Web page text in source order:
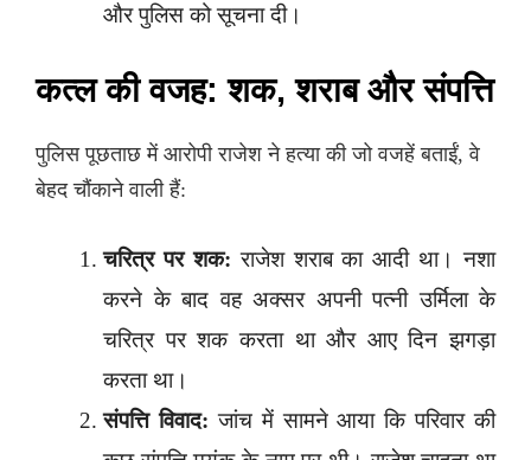
और पुलिस को सूचना दी।
कत्ल की वजह: शक, शराब और संपत्ति
पुलिस पूछताछ में आरोपी राजेश ने हत्या की जो वजहें बताईं, वे
बेहद चौंकाने वाली हैं:
चरित्र पर शक: राजेश शराब का आदी था। नशा
करने के बाद वह अक्सर अपनी पत्नी उर्मिला के
चरित्र पर शक करता था और आए दिन झगड़ा
करता था।
संपत्ति विवाद: जांच में सामने आया कि परिवार की